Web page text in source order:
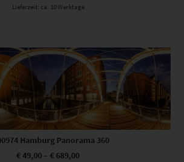
Lieferzeit: ca. 10 Werktage
Dieses Produkt weist mehrere Varianten auf. Die Optionen können auf der Produktseite gewählt werden
Hamburg Panorama 360
€49,00 – € 689,00